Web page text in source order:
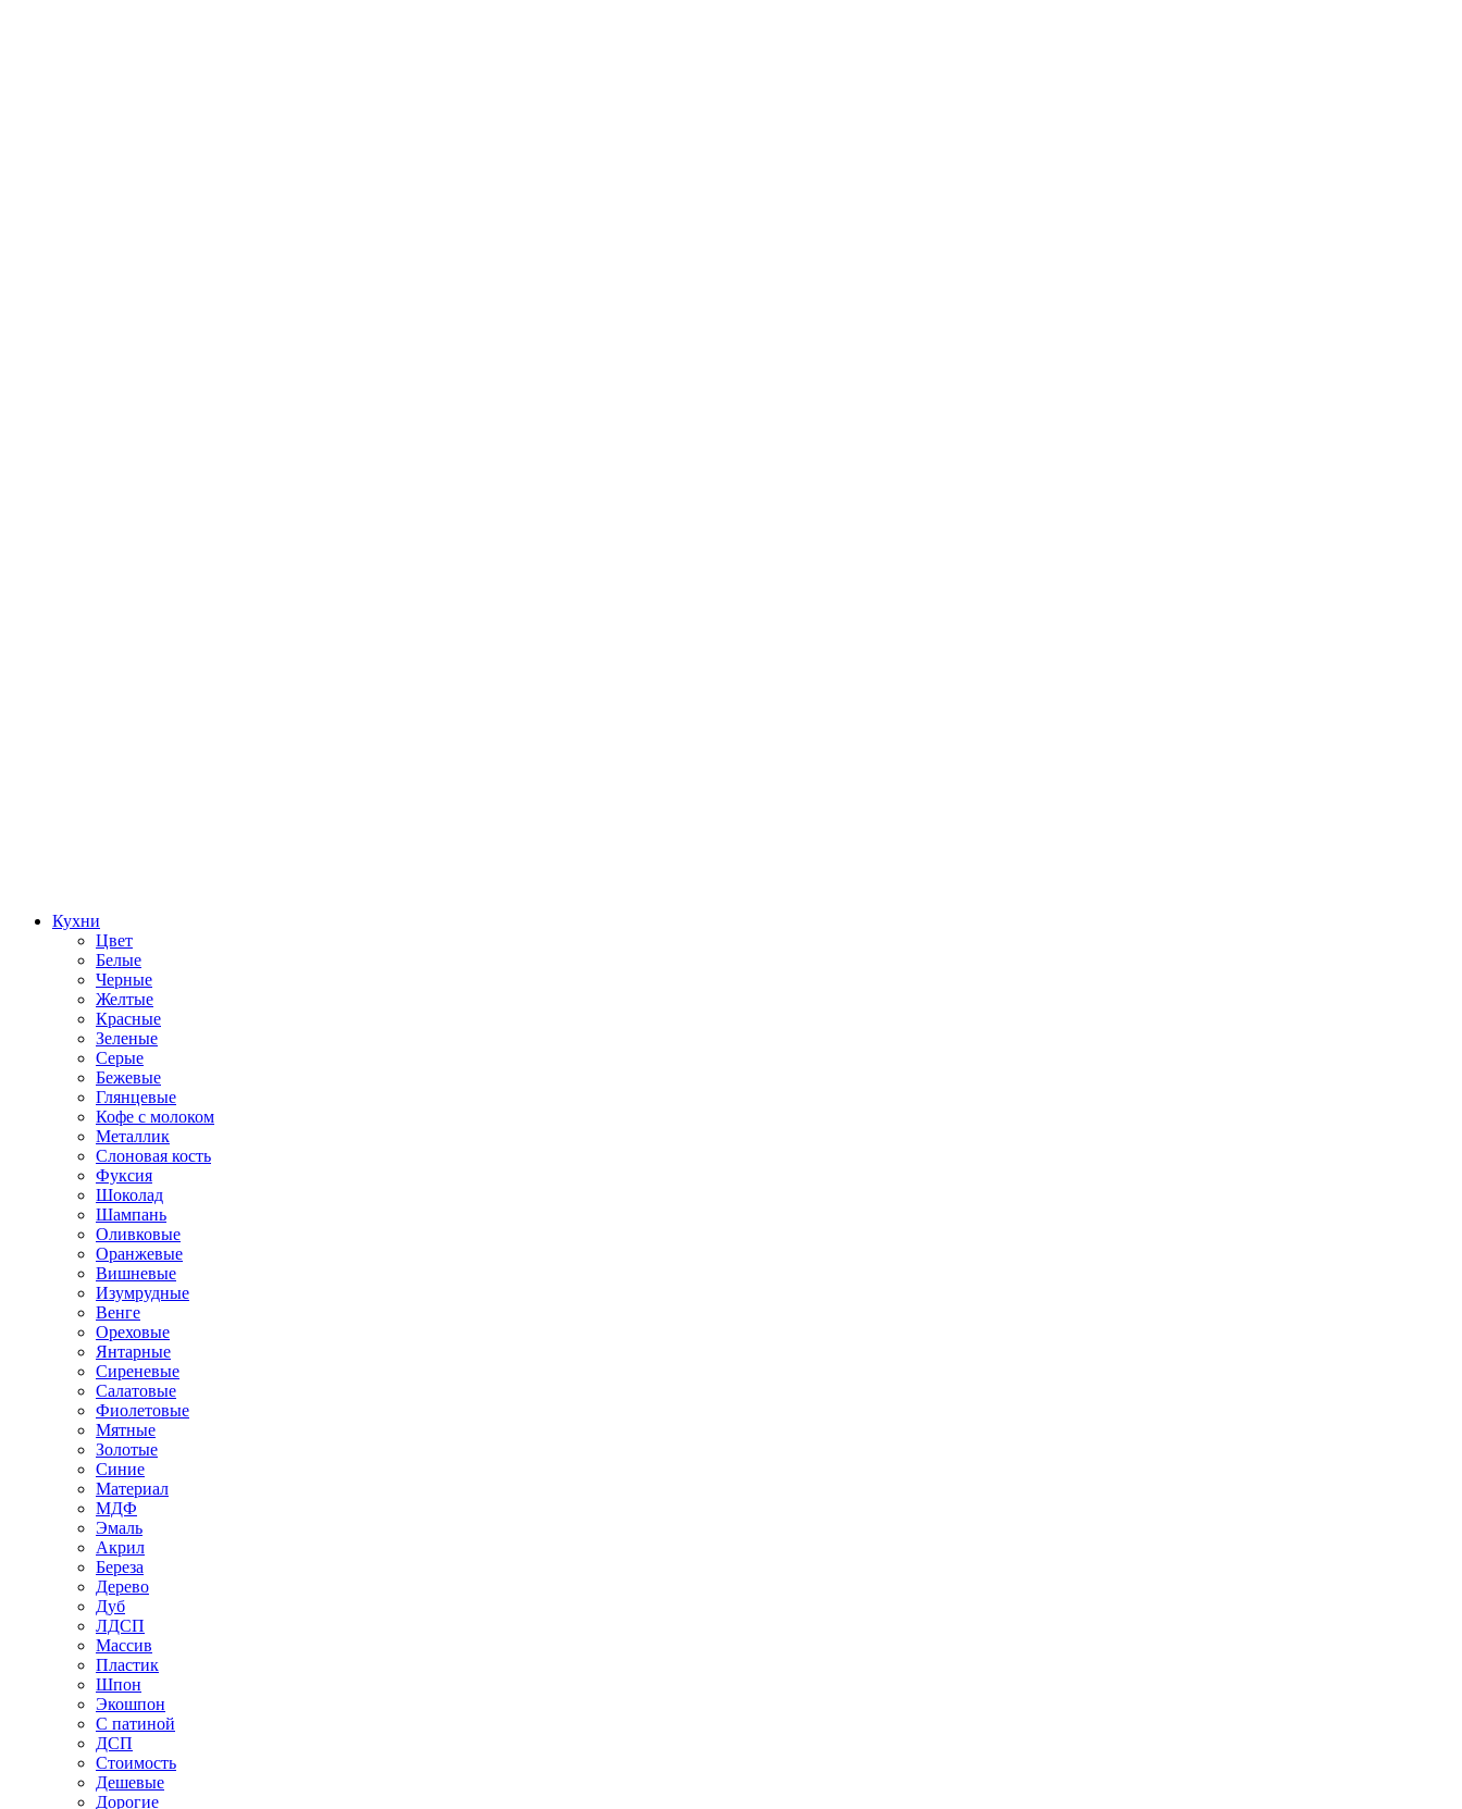
Кухни
Цвет
Белые
Черные
Желтые
Красные
Зеленые
Серые
Бежевые
Глянцевые
Кофе с молоком
Металлик
Слоновая кость
Фуксия
Шоколад
Шампань
Оливковые
Оранжевые
Вишневые
Изумрудные
Венге
Ореховые
Янтарные
Сиреневые
Салатовые
Фиолетовые
Мятные
Золотые
Синие
Материал
МДФ
Эмаль
Акрил
Береза
Дерево
Дуб
ЛДСП
Массив
Пластик
Шпон
Экошпон
С патиной
ДСП
Стоимость
Дешевые
Дорогие